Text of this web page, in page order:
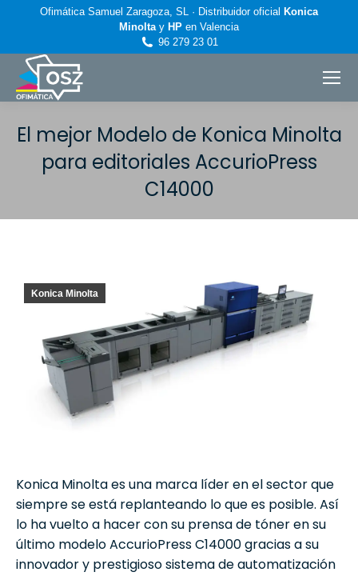
Ofimática Samuel Zaragoza, SL · Distribuidor oficial Konica
Minoltay HP en Valencia
96 279 23 01
El mejor Modelo de Konica Minolta
para editoriales AccurioPress
C14000
Konica Minolta
Konica Minolta es una marca líder en el sector que
siempre se está replanteando lo que es posible. Así
lo ha vuelto a hacer con su prensa de tóner en su
último modelo AccurioPress C14000 gracias a su
innovador y prestigioso sistema de automatización